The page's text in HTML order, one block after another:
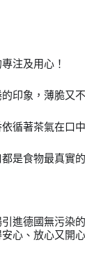
注及用心！
印象，薄脆又
循著茶氣在口
是食物最真實
進德國無污染
心、放心又開心